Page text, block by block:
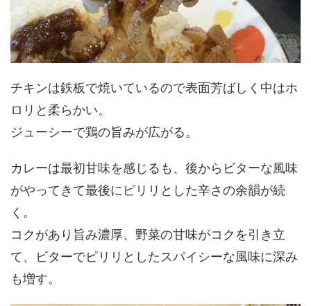
チキンは鉄板で焼いているので表面芳ばしく中はホ
ロリと柔らかい。
ジューシーで鶏の旨みが広がる。
カレーは最初甘味を感じるも、後からビターな風味
がやってきて最後にピリリとした辛さの余韻が続
く。
コクがあり旨み濃厚、野菜の甘味がコクを引き立
て、ビターでピリリとしたスパイシーな風味に深み
も増す。